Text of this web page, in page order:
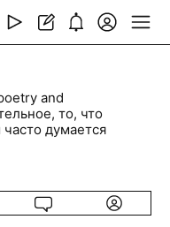
and
то, что
думается